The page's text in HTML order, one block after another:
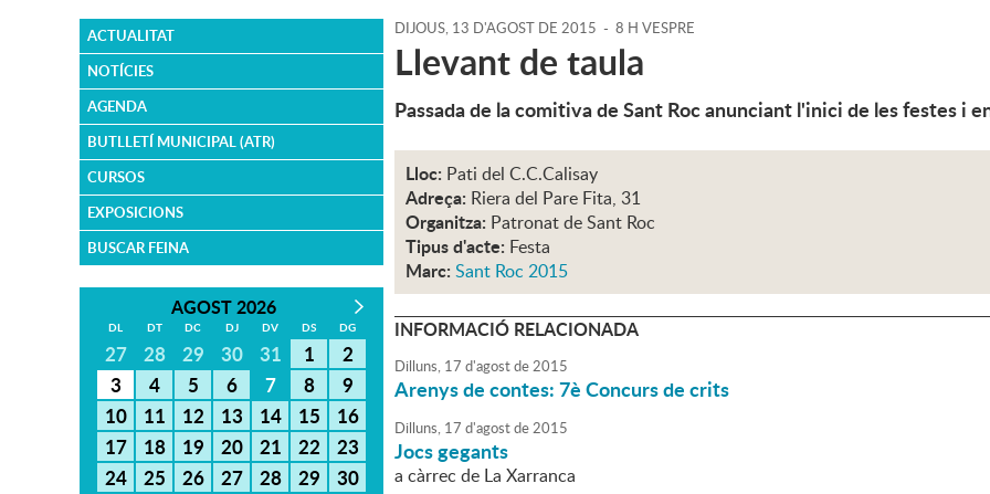
ACTUALITAT
NOTÍCIES
AGENDA
BUTLLETÍ MUNICIPAL (ATR)
CURSOS
EXPOSICIONS
BUSCAR FEINA
AGOST 2026
DL DT DC DJ DV DS DG
27 28 29 30 31 1
2
3
4 5 6 7 8
9
10
11 12 13 14 15
16
17
18 19 20 21 22
23
24
25 26 27 28 29
30
DIJOUS, 13 D'AGOST DE 2015 - 8 H VESPRE
Llevant de taula
Passada de la comitiva de Sant Roc anunciant l'inici de les festes i
Lloc: Pati del C.C.Calisay
Adreça: Riera del Pare Fita, 31
Organitza: Patronat de Sant Roc
Tipus d'acte: Festa
Marc: Sant Roc 2015
INFORMACIÓ RELACIONADA
Dilluns, 17 d'agostde2015
Arenys de contes: 7è Concurs de crits
Dilluns, 17 d'agostde2015
Jocs gegants
a càrrec de La Xarranca